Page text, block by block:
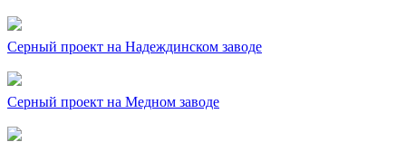
Серный проект на Надеждинском заводе
Серный проект на Медном заводе